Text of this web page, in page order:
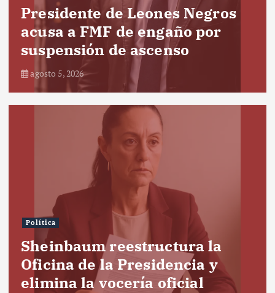
Presidente de Leones Negros
acusa a FMF de engaño por
suspensión de ascenso
agosto 5, 2026
Política
Sheinbaum reestructura la
Oficina de la Presidencia y
elimina la vocería oficial